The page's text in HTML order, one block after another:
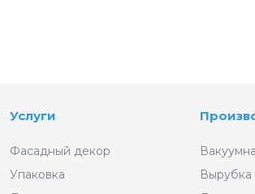
Услуги
Фасадный декор
Упаковка
Вырубка